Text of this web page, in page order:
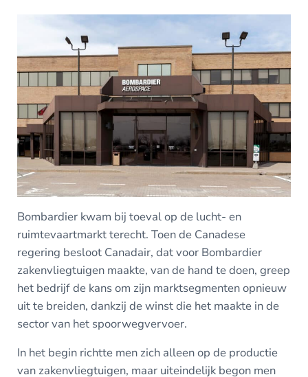
Bombardier kwam bij toeval op de lucht- en
ruimtevaartmarkt terecht. Toen de Canadese
regering besloot Canadair, dat voor Bombardier
zakenvliegtuigen maakte, van de hand te doen, greep
het bedrijf de kans om zijn marktsegmenten opnieuw
uit te breiden, dankzij de winst die het maakte in de
sector van het spoorwegvervoer.
In het begin richtte men zich alleen op de productie
van zakenvliegtuigen, maar uiteindelijk begon men